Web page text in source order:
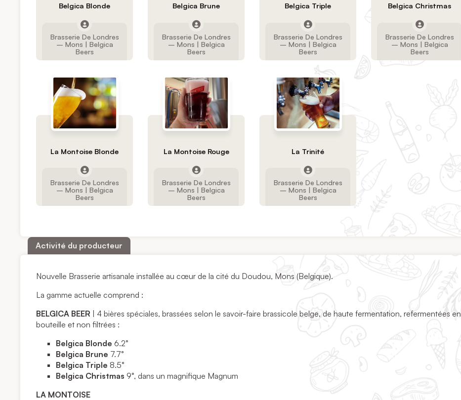
Belgica Blonde
Brasserie De Londres
– Mons | Belgica
Beers
Belgica Brune
Brasserie De Londres
– Mons | Belgica
Beers
Belgica Triple
Brasserie De Londres
– Mons | Belgica
Beers
Belgica Christmas
Brasserie De Londres
– Mons | Belgica
Beers
La Montoise Blonde
Brasserie De Londres
– Mons | Belgica
Beers
La Montoise Rouge
Brasserie De Londres
– Mons | Belgica
Beers
La Trinité
Brasserie De Londres
– Mons | Belgica
Beers
Activité du producteur
Nouvelle Brasserie artisanale installée au cœur de la cité du Doudou, Mons (Belgique).
La gamme actuelle comprend :
BELGICA BEER | 4 bières spéciales, brassées selon le savoir-faire brassicole belge, de haute fermentation, refermentées en
bouteille et non filtrées :
Belgica Blonde 6.2°
Belgica Brune 7.7°
Belgica Triple 8.5°
Belgica Christmas 9°, dans un magnifique Magnum
LA MONTOISE